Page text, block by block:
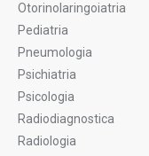
Otorinolaringoiatria
Pediatria
Pneumologia
Psichiatria
Psicologia
Radiodiagnostica
Radiologia